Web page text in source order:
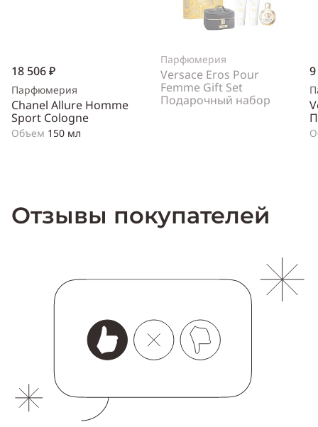
18 506 ₽
Парфюмерия
Chanel Allure Homme
Sport Cologne
Объем 150 мл
Парфюмерия
Versace Eros Pour
Femme Gift Set
Подарочный набор
Отзывы покупателей